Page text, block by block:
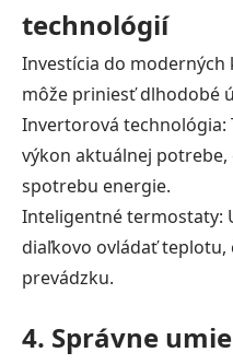
technológií
Investícia do
môže priniesť dlhodobé
Invertorová
výkon aktuálnej potrebe,
spotrebu energie.
Inteligentné termostaty:
diaľkovo ovládať
prevádzku.
4. Správne